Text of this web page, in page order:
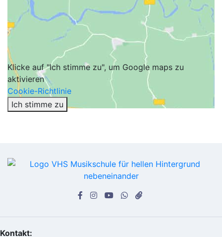
Klicke auf "Ich stimme zu", um Google maps zu
aktivieren
Cookie-Richtlinie
Ich stimme zu
Kontakt: